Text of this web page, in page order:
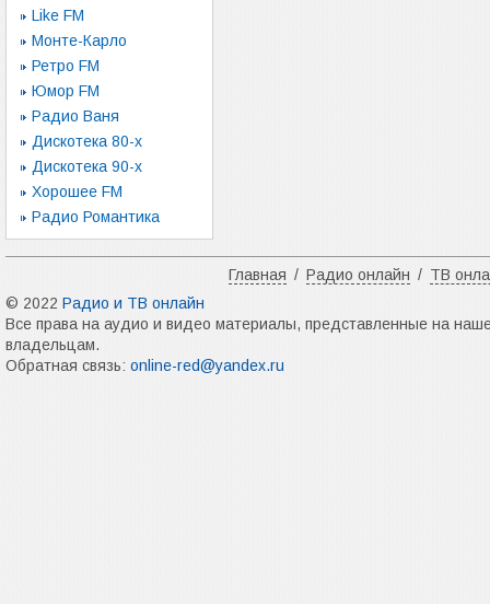
Like FM
Монте-Карло
Ретро FM
Юмор FM
Радио Ваня
Дискотека 80-х
Дискотека 90-х
Хорошее FM
Радио Романтика
Главная / Радио онлайн / ТВ
© 2022 Радио и ТВ онлайн
Все права на аудио и видео материалы, представленные на
владельцам.
Обратная связь: online-red@yandex.ru